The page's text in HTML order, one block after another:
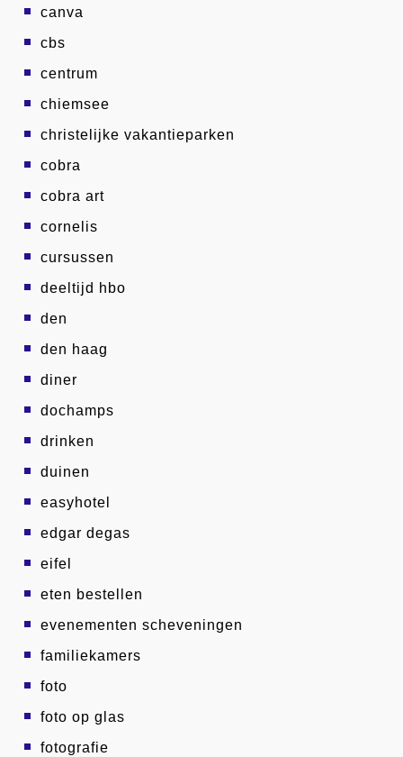
canva
cbs
centrum
chiemsee
christelijke vakantieparken
cobra
cobra art
cornelis
cursussen
deeltijd hbo
den
den haag
diner
dochamps
drinken
duinen
easyhotel
edgar degas
eifel
eten bestellen
evenementen scheveningen
familiekamers
foto
foto op glas
fotografie